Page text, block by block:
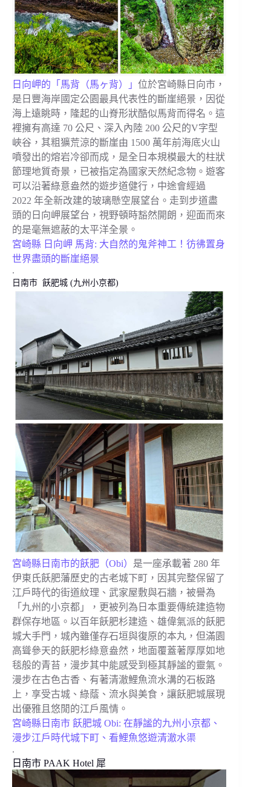
日向岬的「馬背（馬ヶ背）」 位於宮崎縣日向市，
是日豐海岸國定公園最具代表性的斷崖絕景，因從
海上遠眺時，隆起的山脊形狀酷似馬背而得名。這
裡擁有高達 70 公尺、深入內陸 200 公尺的V字型
峽谷，其粗獷荒涼的斷崖由 1500 萬年前海底火山
噴發出的熔岩冷卻而成，是全日本規模最大的柱狀
節理地質奇景，已被指定為國家天然紀念物。遊客
可以沿著綠意盎然的遊步道健行，中途會經過
2022 年全新改建的玻璃懸空展望台。走到步道盡
頭的日向岬展望台，視野頓時豁然開朗，迎面而來
的是毫無遮蔽的太平洋全景。
宮崎縣 日向岬 馬背: 大自然的鬼斧神工！彷彿置身
世界盡頭的斷崖絕景
.
日南市 飫肥城 (九州小京都)
宮崎縣日南市的飫肥（Obi） 是一座承載著 280 年
伊東氏飫肥藩歷史的古老城下町，因其完整保留了
江戶時代的街道紋理、武家屋敷與石牆，被譽為
「九州的小京都」，更被列為日本重要傳統建造物
群保存地區。以百年飫肥杉建造、雄偉氣派的飫肥
城大手門，城內雖僅存石垣與復原的本丸，但滿園
高聳參天的飫肥杉綠意盎然，地面覆蓋著厚厚如地
毯般的青苔，漫步其中能感受到極其靜謐的靈氣。
漫步在古色古香、有著清澈鯉魚流水溝的石板路
上，享受古城、綠蔭、流水與美食，讓飫肥城展現
出優雅且悠閒的江戶風情。
宮崎縣日南市 飫肥城 Obi: 在靜謐的九州小京都、
漫步江戶時代城下町、看鯉魚悠遊清澈水渠
.
日南市 PAAK Hotel 犀